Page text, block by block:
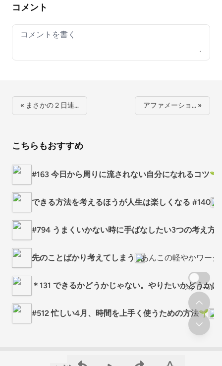
コメント
Your comment
« まさかの２日連… アファメーショ… »
こちらもおすすめ
#163 今日から周りに流されない自分になれるコツ🌱
できる方法を考えるほうが人生は楽しくなる #140
#794 うまくいかない時に手ばなしたい3つの考え方
先のことばかり考えてしまう あんこの軽やかワーク
＊131 できるかどうかじゃない。やりたいかどうか
#512 忙しい4月、時間を上手く使うための方法🌱
スクロール